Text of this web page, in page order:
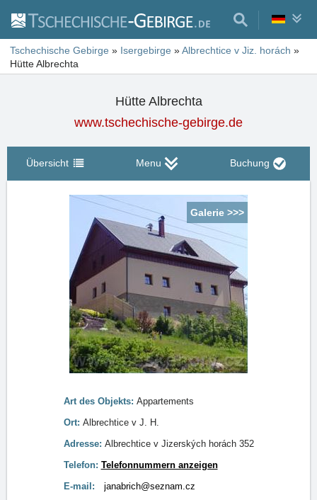
Tschechische Gebirge » Isergebirge »Albrechtice v Jiz. horách »
Hütte Albrechta
Hütte Albrechta
www.tschechische-gebirge.de
Übersicht Menu Buchung
Galerie >>>
Art des Objekts: Appartements
Ort: Albrechtice v J. H.
Adresse: Albrechtice v Jizerských horách 352
Telefon: Telefonnummern anzeigen
E-mail:
janabrich@seznam.cz